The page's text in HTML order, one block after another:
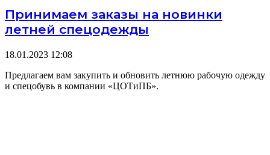
Принимаем заказы на новинки
летней спецодежды
18.01.2023 12:08
Предлагаем вам закупить и обновить летнюю рабочую одежду
и спецобувь в компании «ЦОТиПБ».